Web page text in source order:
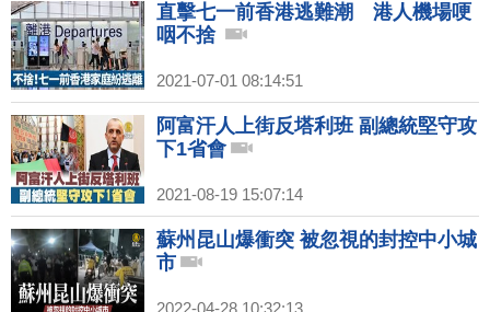
直擊七一前香港逃難潮 港人機場哽
咽不捨
2021-07-01 08:14:51
阿富汗人上街反塔利班 副總統堅守攻
下1省會
2021-08-19 15:07:14
蘇州昆山爆衝突 被忽視的封控中小城
市